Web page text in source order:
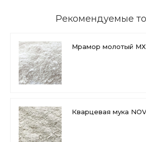
Рекомендуемые
Мрамор молотый МХ
Кварцевая мука